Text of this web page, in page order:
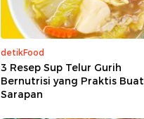
detikFood
3 Resep Sup Telur Gurih
Bernutrisi yang Praktis Buat
Sarapan